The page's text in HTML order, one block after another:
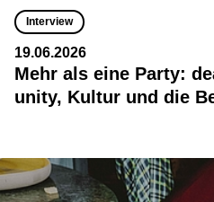
Interview
19.06.2026
Mehr als eine Party:
unity, Kultur und die